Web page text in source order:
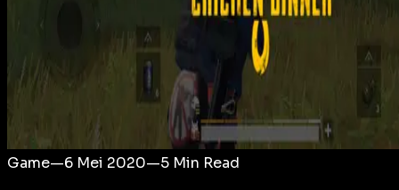
Game—6 Mei 2020—5 Min Read